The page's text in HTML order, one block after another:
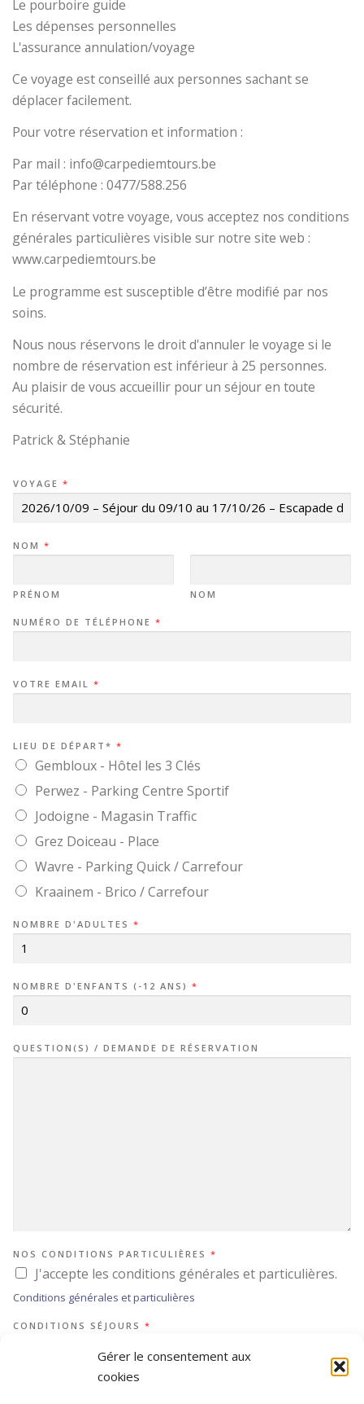
Gérer le consentement aux
cookies
Le pourboire guide
Les dépenses personnelles
L'assurance annulation/voyage
Ce voyage est conseillé aux personnes sachant se
déplacer facilement.
Pour votre réservation et information :
Par mail : info@carpediemtours.be
Par téléphone : 0477/588.256
En réservant votre voyage, vous acceptez nos conditions
générales particulières visible sur notre site web :
www.carpediemtours.be
Le programme est susceptible d’être modifié par nos
soins.
Nous nous réservons le droit d'annuler le voyage si le
nombre de réservation est inférieur à 25 personnes.
Au plaisir de vous accueillir pour un séjour en toute
sécurité.
Patrick & Stéphanie
VOYAGE *
NOM *
PRÉNOM NOM
NUMÉRO DE TÉLÉPHONE *
VOTRE EMAIL *
LIEU DE DÉPART* *
Gembloux - Hôtel les 3 Clés
Perwez - Parking Centre Sportif
Jodoigne - Magasin Traffic
Grez Doiceau - Place
Wavre - Parking Quick / Carrefour
Kraainem - Brico / Carrefour
NOMBRE D'ADULTES *
NOMBRE D'ENFANTS (-12 ANS) *
QUESTION(S) / DEMANDE DE RÉSERVATION
NOS CONDITIONS PARTICULIÈRES *
J'accepte les conditions générales et particulières.
Conditions générales et particulières
CONDITIONS SÉJOURS *
Conditions générales de la Commission de Litiges Voyage
Formulaire d’information standard